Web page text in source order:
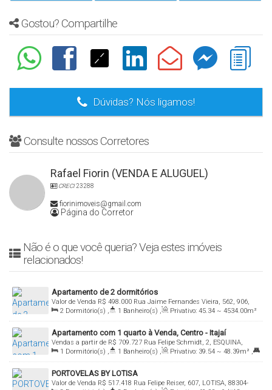
Gostou? Compartilhe
Dúvidas? Nós ligamos!
Consulte nossos Corretores
Rafael Fiorin (VENDA E ALUGUEL)
CRECI23288
fiorinimoveis@gmail.com
Página do Corretor
Não é o que você queria? Veja estes imóveis
relacionados!
Apartamento de 2 dormitórios
R$ 498.000
Valor de Venda
Rua Jaime Fernandes Vieira, 562, 906,
88310-693, Cordeiros, Itajaí, Santa Catarina, Brasil
2 Dormitório(s) , 1 Banheiro(s) , Privativo: 45.34 ~ 4534.00m²
,
1 Sala(s) , Total: 66.97m² , 1 Vaga(s) , Útil: 45.34m²
Apartamento com 1 quarto à Venda, Centro - Itajaí
R$ 709.727
Vendas a partir de
Rua Felipe Schmidt, 2, ESQUINA,
88301-040, Centro, Itajaí, Santa Catarina, Brasil
1 Dormitório(s) , 1 Banheiro(s) , Privativo: 39.54 ~ 48.39m² ,
1 Suíte(s) , Total: 69.66~ 85.92m² , 1mDistância do Mar ,
Útil:
39.54~ 48.39m²
PORTOVELAS BY LOTISA
R$ 517.418
Valor de Venda
Rua Felipe Reiser, 607, LOTISA, 88304-